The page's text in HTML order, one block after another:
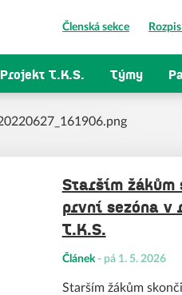
Členská sekce
Projekt T.K.S. Týmy
Článek- pá 1. 5. 2026
Starším
první sezóna v
T.K.S.
Starším žákům